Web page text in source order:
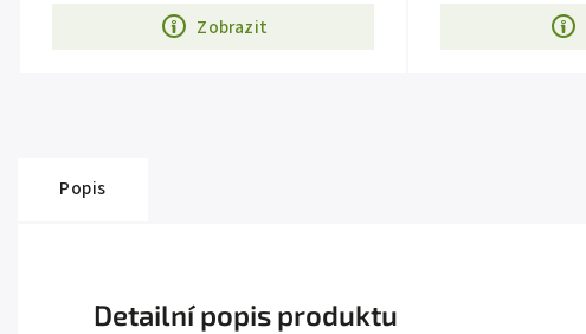
Zobrazit
Popis
Detailní popis produktu